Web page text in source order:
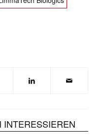
INTERESSIEREN